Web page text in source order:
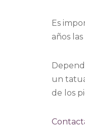
Es
años
un
de los